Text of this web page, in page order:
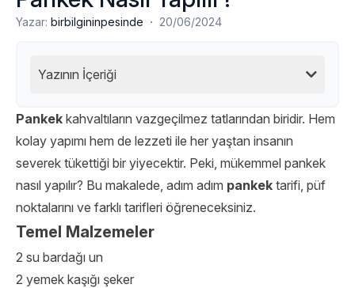
Yazar: birbilgininpesinde · 20/06/2024
Yazının İçeriği
Pankek kahvaltıların vazgeçilmez tatlarından biridir. Hem
kolay yapımı hem de lezzeti ile her yaştan insanın
severek tükettiği bir yiyecektir. Peki, mükemmel pankek
nasıl yapılır? Bu makalede, adım adım pankek tarifi, püf
noktalarını ve farklı tarifleri öğreneceksiniz.
Temel Malzemeler
2 su bardağı un
2 yemek kaşığı şeker